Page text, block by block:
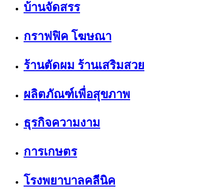
บ้านจัดสรร
กราฟฟิค โฆษณา
ร้านตัดผม ร้านเสริมสวย
ผลิตภัณฑ์เพื่อสุขภาพ
ธุรกิจความงาม
การเกษตร
โรงพยาบาลคลีนิค